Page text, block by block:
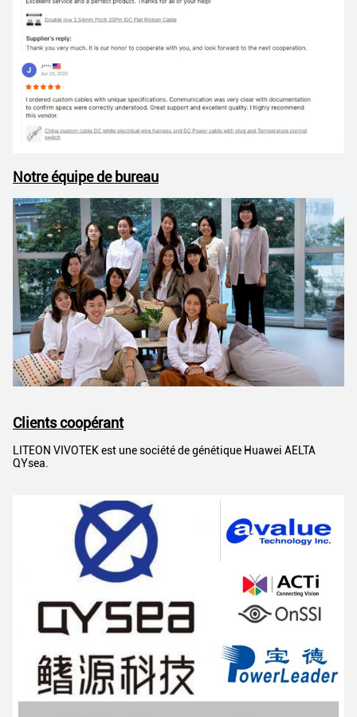
Notre équipe de bureau
Clients coopérant
LITEON VIVOTEK est une société de génétique Huawei AELTA
QYsea.